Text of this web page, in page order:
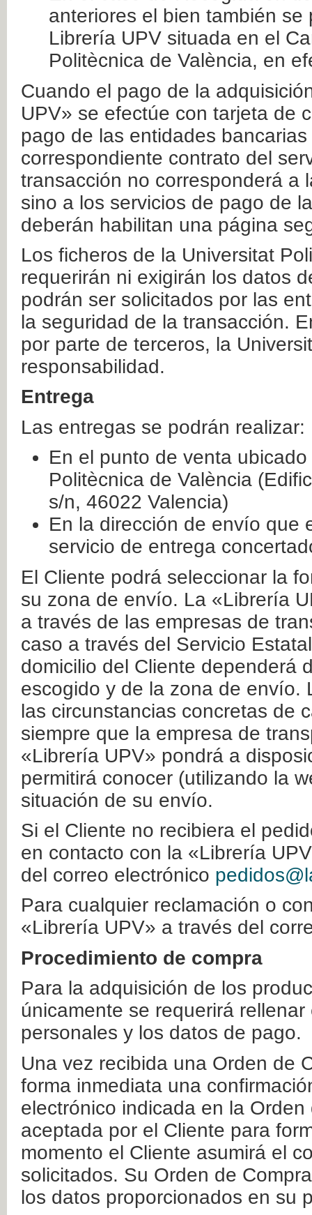
anteriores el bien también
Librería UPV situada en el
Politècnica de València, en
Cuando el pago de la
UPV» se efectúe con tarjeta de
pago de las entidades
correspondiente contrato del
transacción no corresponderá a
sino a los servicios de pago de
deberán habilitan una página
Los ficheros de la Universitat
requerirán ni exigirán los datos
podrán ser solicitados por las
la seguridad de la transacción.
por parte de terceros, la
responsabilidad.
Entrega
Las entregas se podrán realizar:
En el punto de venta
Politècnica de València
s/n, 46022 Valencia)
En la dirección de envío que
servicio de entrega
El Cliente podrá seleccionar la
su zona de envío. La «Librería
a través de las empresas de
caso a través del Servicio
domicilio del Cliente dependerá
escogido y de la zona de envío.
las circunstancias concretas de
siempre que la empresa de
«Librería UPV» pondrá a
permitirá conocer (utilizando la
situación de su envío.
Si el Cliente no recibiera el
en contacto con la «Librería
del correo electrónico
Para cualquier reclamación o
«Librería UPV» a través del
Procedimiento de compra
Para la adquisición de los
únicamente se requerirá
personales y los datos de pago.
Una vez recibida una Orden de
forma inmediata una
electrónico indicada en la
aceptada por el Cliente para
momento el Cliente asumirá el
solicitados. Su Orden de
los datos proporcionados en su